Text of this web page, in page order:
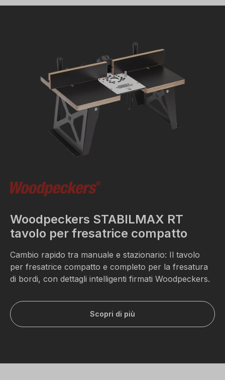
Woodpeckers STABILMAX RT
tavolo per fresatrice compatto
Cambio rapido tra manuale e stazionario: Il tavolo
per fresatrice compatto e completo per la fresatura
di bordi, con dettagli intelligenti firmati Woodpeckers.
Scopri di più